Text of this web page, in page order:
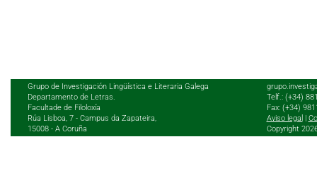
Grupo de Investigación Lingüística e Literaria Galega
Departamento de Letras.
Facultade de Filoloxía
Rúa Lisboa, 7 - Campus da Zapateira,
15008 - A Coruña
Telf.: (+34)
Fax: (+34)
Aviso legal
Copyright